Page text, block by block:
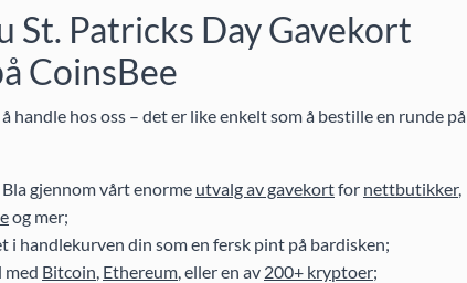
St. Patricks Day Gavekort
CoinsBee
handle hos oss – det er like enkelt som å bestille en runde på
Bla gjennom vårt enorme utvalg av gavekortfor nettbutikker,
og mer;
i handlekurven din som en fersk pint på bardisken;
med Bitcoin, Ethereum, eller en av 200+ kryptoer;